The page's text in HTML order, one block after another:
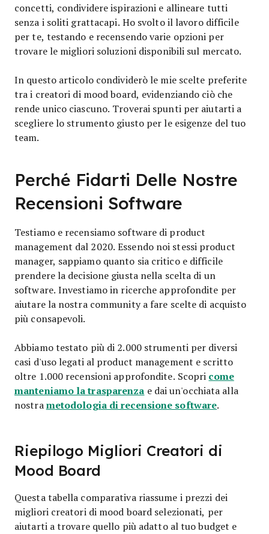
concetti, condividere ispirazioni e allineare tutti
senza i soliti grattacapi. Ho svolto il lavoro difficile
per te, testando e recensendo varie opzioni per
trovare le migliori soluzioni disponibili sul mercato.
In questo articolo condividerò le mie scelte preferite
tra i creatori di mood board, evidenziando ciò che
rende unico ciascuno. Troverai spunti per aiutarti a
scegliere lo strumento giusto per le esigenze del tuo
team.
Perché Fidarti Delle Nostre
Recensioni Software
Testiamo e recensiamo software di product
management dal 2020. Essendo noi stessi product
manager, sappiamo quanto sia critico e difficile
prendere la decisione giusta nella scelta di un
software. Investiamo in ricerche approfondite per
aiutare la nostra community a fare scelte di acquisto
più consapevoli.
Abbiamo testato più di 2.000 strumenti per diversi
casi d'uso legati al product management e scritto
oltre 1.000 recensioni approfondite. Scopri come
manteniamo la trasparenza e dai un'occhiata alla
nostra metodologia di recensione software.
Riepilogo Migliori Creatori di
Mood Board
Questa tabella comparativa riassume i prezzi dei
migliori creatori di mood board selezionati, per
aiutarti a trovare quello più adatto al tuo budget e